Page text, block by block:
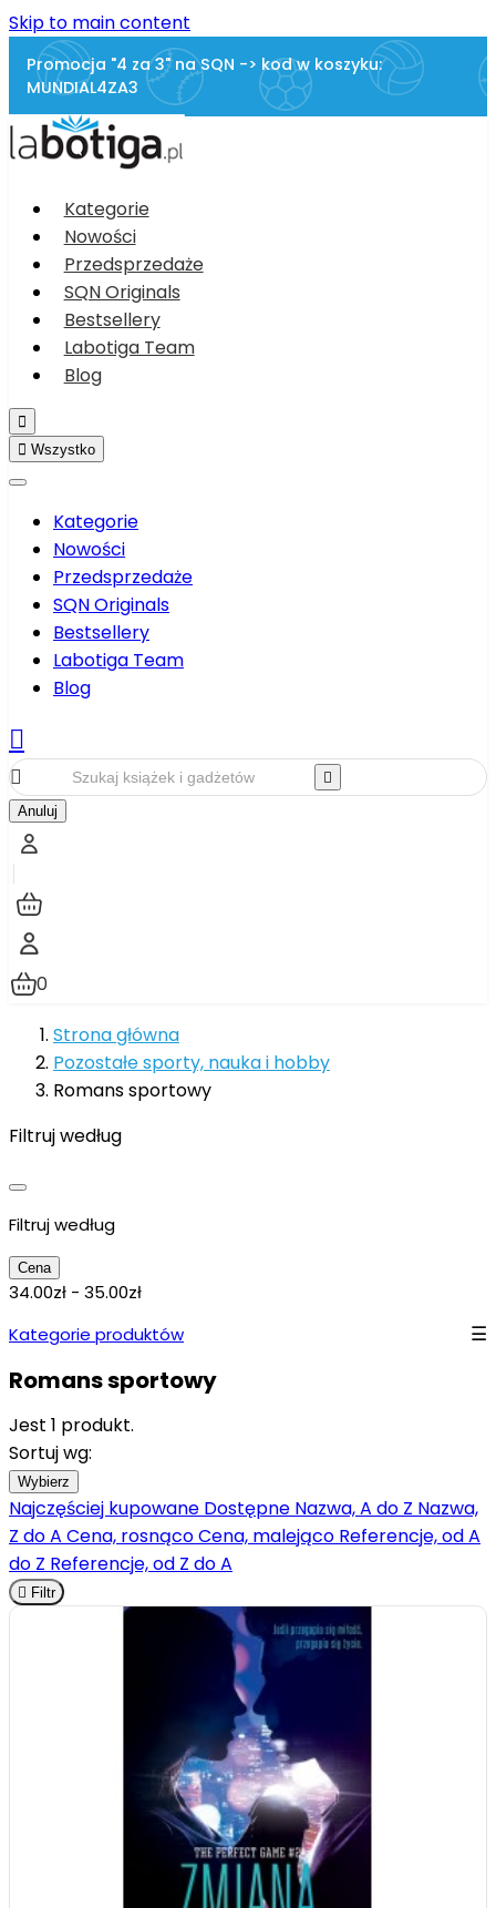
Skip to main content
Promocja "4 za 3" na SQN -> kod w koszyku:
MUNDIAL4ZA3
Kategorie
Nowości
Przedsprzedaże
SQN Originals
Bestsellery
Labotiga Team
Blog

 Wszystko
Kategorie
Nowości
Przedsprzedaże
SQN Originals
Bestsellery
Labotiga Team
Blog



Anuluj
0
Strona główna
Pozostałe sporty, nauka i hobby
Romans sportowy
Filtruj według
Filtruj według
Cena
34.00zł - 35.00zł
Kategorie produktów
Romans sportowy
Jest 1 produkt.
Sortuj wg:
Wybierz
Najczęściej kupowane Dostępne Nazwa, A do Z Nazwa,
Z do A Cena, rosnącoCena, malejąco Referencje, od A
do Z Referencje, od Z do A
 Filtr